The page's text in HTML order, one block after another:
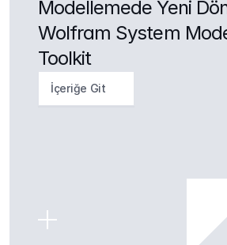
Modellemede Yeni
Wolfram System
Toolkit
İçeriğe Git